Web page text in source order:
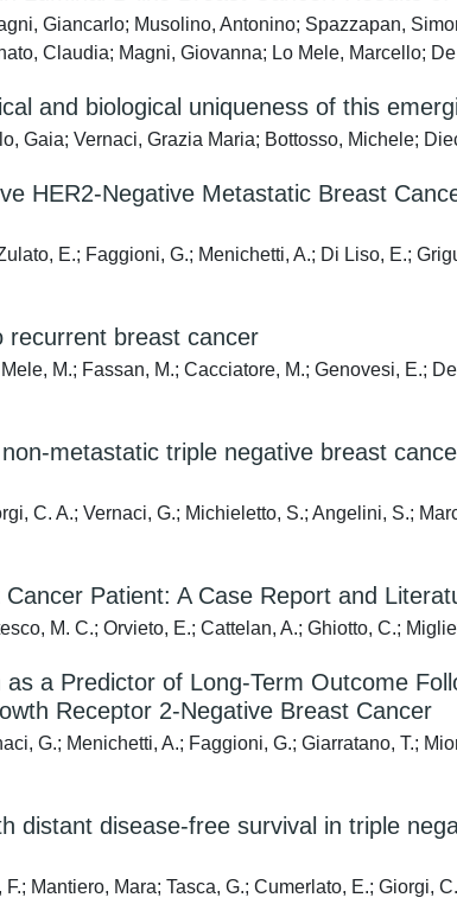
Giancarlo; Musolino, Antonino; Spazzapan,
Claudia; Magni, Giovanna; Lo Mele, Marcello;
and biological uniqueness of this
Gaia; Vernaci, Grazia Maria; Bottosso, Michele;
HER2-Negative Metastatic Breast
E.; Faggioni, G.; Menichetti, A.; Di Liso, E.;
recurrent breast cancer
M.; Fassan, M.; Cacciatore, M.; Genovesi, E.;
metastatic triple negative breast
C. A.; Vernaci, G.; Michieletto, S.; Angelini, S.;
Patient: A Case Report and
M. C.; Orvieto, E.; Cattelan, A.; Ghiotto, C.;
a Predictor of Long-Term Outcome
Receptor 2-Negative Breast Cancer
G.; Menichetti, A.; Faggioni, G.; Giarratano, T.;
distant disease-free survival in triple
Mantiero, Mara; Tasca, G.; Cumerlato, E.; Giorgi,